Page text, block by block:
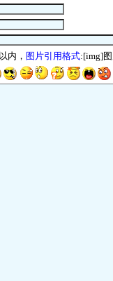
内， 图片引用格式:[img]